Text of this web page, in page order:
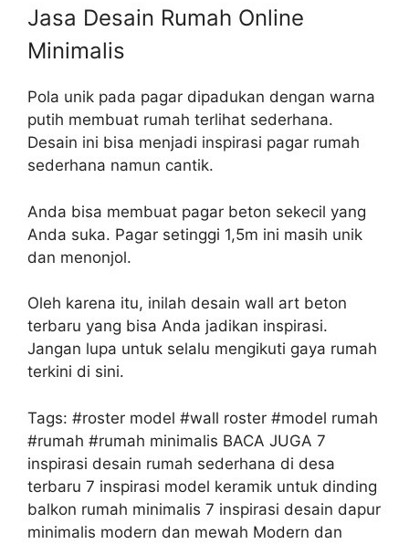
Jasa Desain Rumah Online
Minimalis
Pola unik pada pagar dipadukan dengan warna
putih membuat rumah terlihat sederhana.
Desain ini bisa menjadi inspirasi pagar rumah
sederhana namun cantik.
Anda bisa membuat pagar beton sekecil yang
Anda suka. Pagar setinggi 1,5m ini masih unik
dan menonjol.
Oleh karena itu, inilah desain wall art beton
terbaru yang bisa Anda jadikan inspirasi.
Jangan lupa untuk selalu mengikuti gaya rumah
terkini di sini.
Tags: #roster model #wall roster #model rumah
#rumah #rumah minimalis BACA JUGA 7
inspirasi desain rumah sederhana di desa
terbaru 7 inspirasi model keramik untuk dinding
balkon rumah minimalis 7 inspirasi desain dapur
minimalis modern dan mewah Modern dan